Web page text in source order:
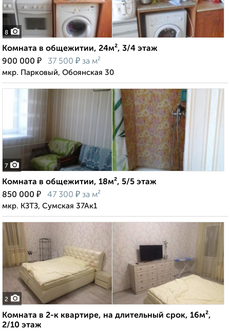
8
Комната в общежитии, 24м², 3/4 этаж
900 000 ₽ 37 500 ₽ за м²
мкр. Парковый, Обоянская 30
7
Комната в общежитии, 18м², 5/5 этаж
850 000 ₽ 47 300 ₽ за м²
мкр. КЗТЗ, Сумская 37Ак1
2
Комната в 2-к квартире, на длительный срок, 16м²,
2/10 этаж